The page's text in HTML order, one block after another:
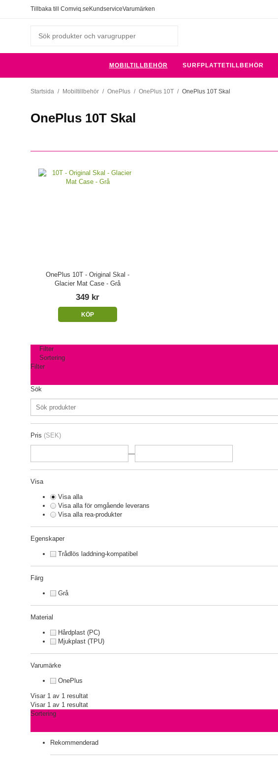
Tillbaka till Comviq.se KundserviceVarumärken
MOBILTILLBEHÖR SURFPLATTETILLBEHÖR
Startsida / Mobiltillbehör / OnePlus / OnePlus 10T / OnePlus 10T Skal
OnePlus 10T Skal
OnePlus 10T - Original Skal -
Glacier Mat Case - Grå
349 kr
KÖP
Filter
Sortering
Filter
Sök
Pris (SEK)
—
Visa
Visa alla
Visa alla för omgående leverans
Visa alla rea-produkter
Egenskaper
Trådlös laddning-kompatibel
Färg
Grå
Material
Hårdplast (PC)
Mjukplast (TPU)
Varumärke
OnePlus
Visar 1 av 1 resultat
Visar 1 av 1 resultat
Sortering
Rekommenderad